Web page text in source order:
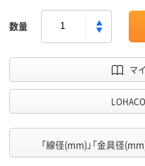
数量
マ
「線径(mm)」「金具径